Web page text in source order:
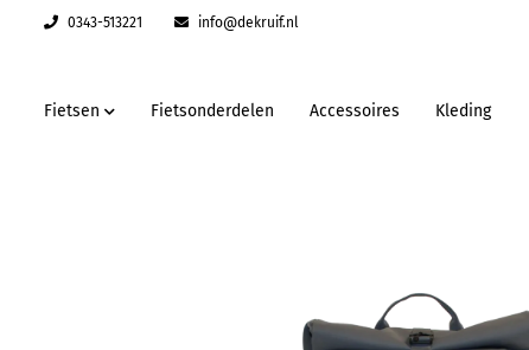
0343-513221 info@dekruif.nl
Fietsen Fietsonderdelen Accessoires Kleding